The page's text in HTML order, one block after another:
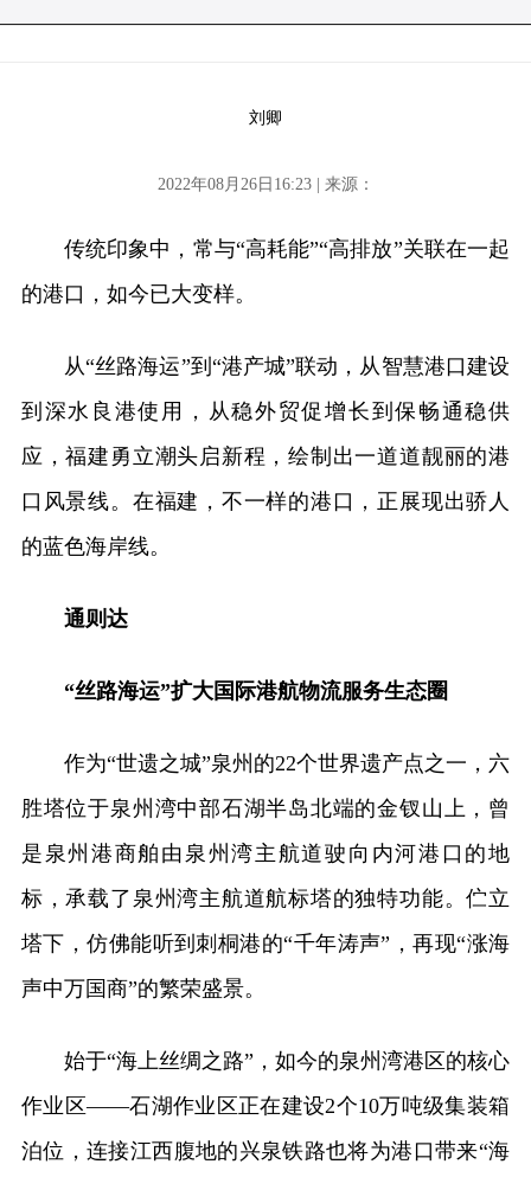
刘卿
2022年08月26日16:23 | 来源：
传统印象中，常与“高耗能”“高排放”关联在一起
的港口，如今已大变样。
从“丝路海运”到“港产城”联动，从智慧港口建设
到深水良港使用，从稳外贸促增长到保畅通稳供
应，福建勇立潮头启新程，绘制出一道道靓丽的港
口风景线。在福建，不一样的港口，正展现出骄人
的蓝色海岸线。
通则达
“丝路海运”扩大国际港航物流服务生态圈
作为“世遗之城”泉州的22个世界遗产点之一，六
胜塔位于泉州湾中部石湖半岛北端的金钗山上，曾
是泉州港商舶由泉州湾主航道驶向内河港口的地
标，承载了泉州湾主航道航标塔的独特功能。伫立
塔下，仿佛能听到刺桐港的“千年涛声”，再现“涨海
声中万国商”的繁荣盛景。
始于“海上丝绸之路”，如今的泉州湾港区的核心
作业区——石湖作业区正在建设2个10万吨级集装箱
泊位，连接江西腹地的兴泉铁路也将为港口带来“海